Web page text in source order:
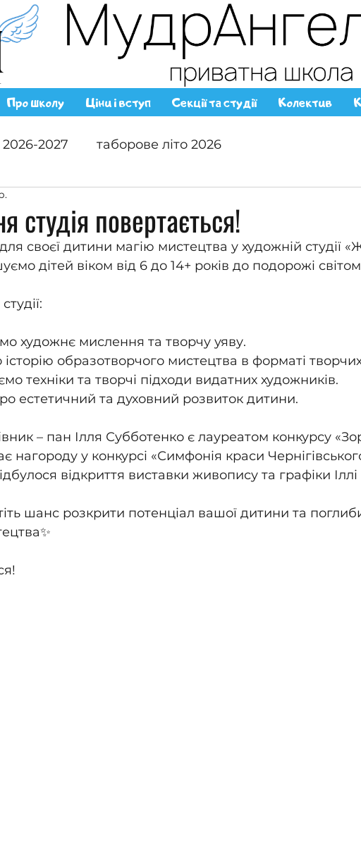
Про школу Ціни і вступ Секції та студії Колектив
2026-2027 таборове літо 2026
студія повертається!
своєї дитини магію мистецтва у художній студії
дітей віком від 6 до 14+ років до подорожі
художнє мислення та творчу уяву.
образотворчого мистецтва в форматі
техніки та творчі підходи видатних художників.
естетичний та духовний розвиток дитини.
– пан Ілля Субботенко є лауреатом конкурсу
нагороду у конкурсі «Симфонія краси
відкриття виставки живопису та графіки
шанс розкрити потенціал вашої дитини та